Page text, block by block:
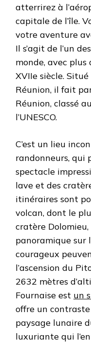
atterrirez à
capitale de l’île.
votre aventure
Il s’agit de l’un
monde, avec
XVIIe siècle.
Réunion, il fait
Réunion, classé
l’UNESCO.
C’est un lieu
randonneurs, qui
spectacle
lave et des
itinéraires sont
volcan, dont le
cratère
panoramique sur
courageux
l’ascension du
2632 mètres
Fournaise est un
offre un
paysage lunaire
luxuriante qui